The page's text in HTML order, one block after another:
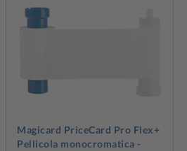
Magicard PriceCard Pro Flex+
Pellicola monocromatica -